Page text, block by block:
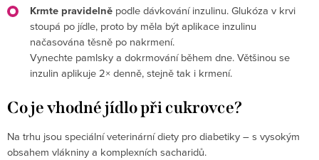
Krmte pravidelně podle dávkování inzulinu. Glukóza v krvi
stoupá po jídle, proto by měla být aplikace inzulinu
načasována těsně po nakrmení.
Vynechte pamlsky a dokrmování během dne. Většinou se
inzulin aplikuje 2× denně, stejně tak i krmení.
Co je vhodné jídlo při cukrovce?
Na trhu jsou speciální veterinární diety pro diabetiky – s vysokým
obsahem vlákniny a komplexních sacharidů.